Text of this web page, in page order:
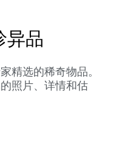
异品
精选的稀奇物品。
照片、详情和估